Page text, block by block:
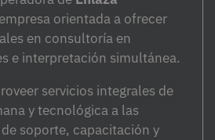
orientada a ofrecer
en consultoría en
e interpretación simultánea.
servicios integrales de
y tecnológica a las
soporte, capacitación y